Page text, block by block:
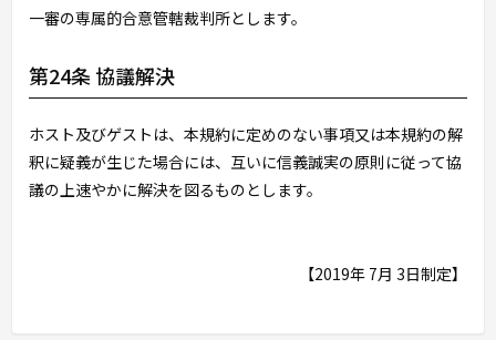
一審の専属的合意管轄裁判所とします。
第24条 協議解決
ホスト及びゲストは、本規約に定めのない事項又は本規約の解
釈に疑義が生じた場合には、互いに信義誠実の原則に従って協
議の上速やかに解決を図るものとします。
【2019年 7月 3日制定】